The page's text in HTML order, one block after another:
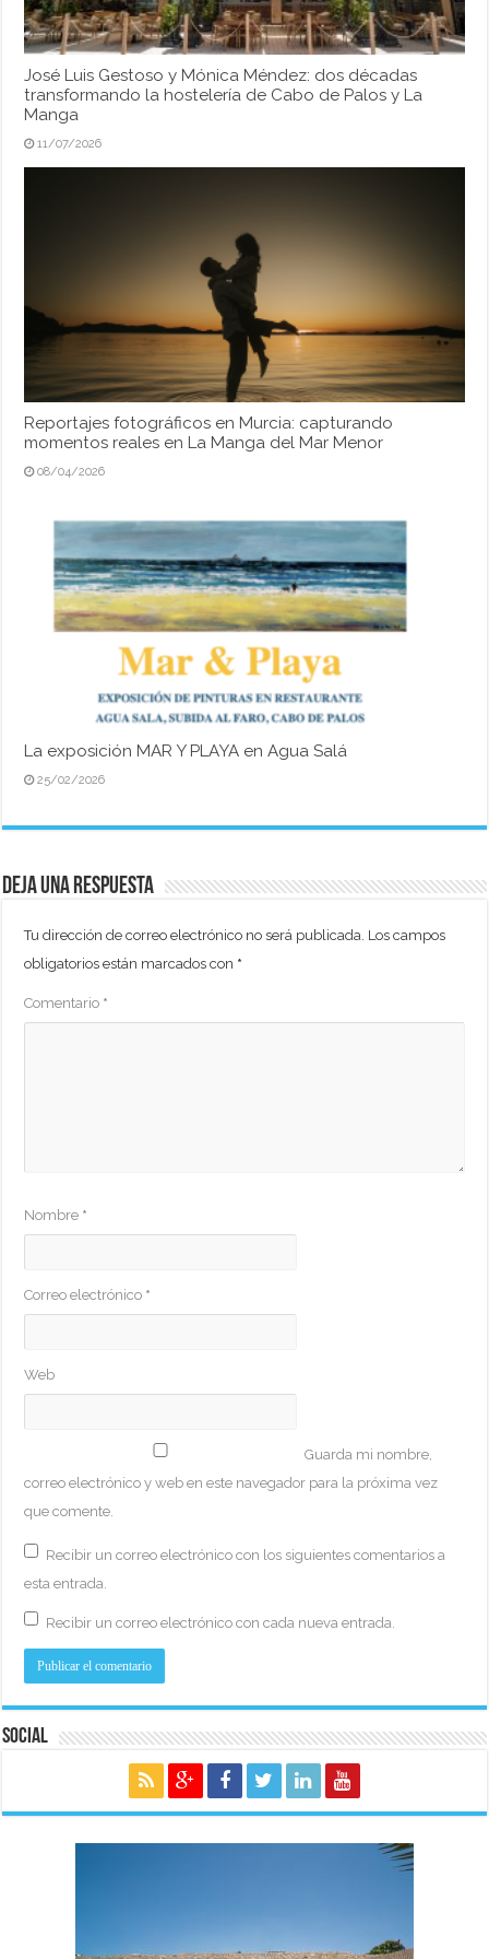
José Luis Gestoso y Mónica Méndez: dos décadas
transformando la hostelería de Cabo de Palos y La
Manga
11/07/2026
Reportajes fotográficos en Murcia: capturando
momentos reales en La Manga del Mar Menor
08/04/2026
La exposición MAR Y PLAYA en Agua Salá
25/02/2026
Deja una respuesta
Tu dirección de correo electrónico no será publicada. Los campos
obligatorios están marcados con *
Comentario *
Nombre *
Correo electrónico *
Web
Guarda mi nombre,
correo electrónico y web en este navegador para la próxima vez
que comente.
Recibir un correo electrónico con los siguientes comentarios a
esta entrada.
Recibir un correo electrónico con cada nueva entrada.
Social